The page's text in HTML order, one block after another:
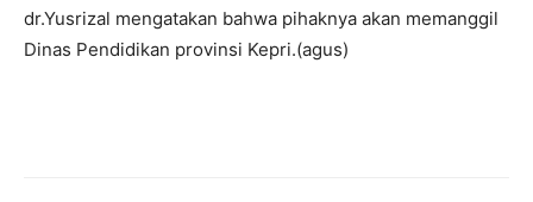
dr.Yusrizal mengatakan bahwa pihaknya akan memanggil
Dinas Pendidikan provinsi Kepri.(agus)